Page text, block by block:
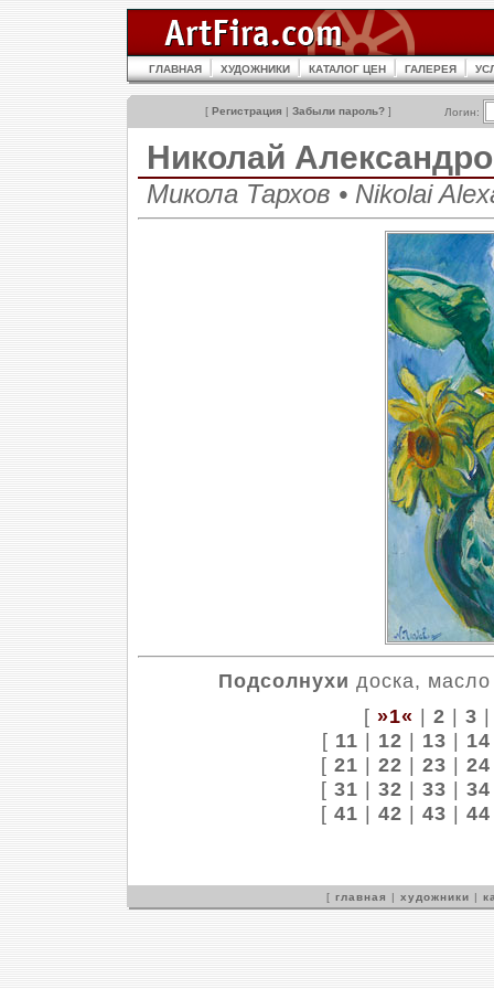
ГЛАВНАЯ ХУДОЖНИКИ КАТАЛОГ ЦЕН ГАЛЕРЕЯ
[ Регистрация | Забыли пароль? ] Логин:
Николай
Микола Тархов • Nikolai
Подсолнухи доска,
[ »1« | 2 | 3
[ 11 | 12 | 13 | 14
[ 21 | 22 | 23 | 24
[ 31 | 32 | 33 | 34
[ 41 | 42 | 43 | 44
[ главная | художники |